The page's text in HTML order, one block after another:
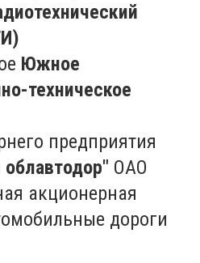
Южное
техническое
предприятия
ОАО
акционерная
дороги